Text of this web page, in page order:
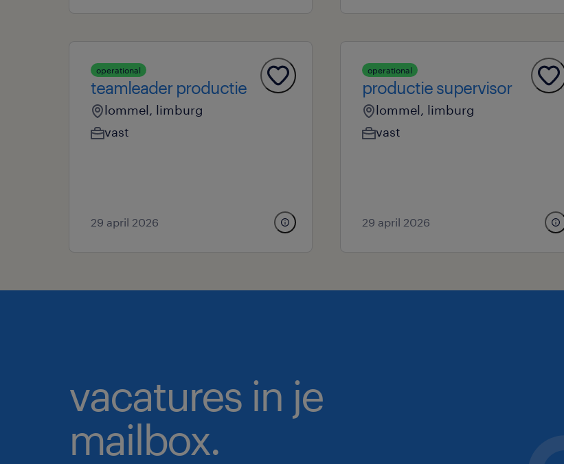
operational
teamleader productie
lommel, limburg
vast
29 april 2026
operational
productie supervisor
lommel, limburg
vast
29 april 2026
vacatures in je
mailbox.